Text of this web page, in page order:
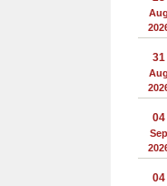
Aug
31
Aug
04
Sep
04